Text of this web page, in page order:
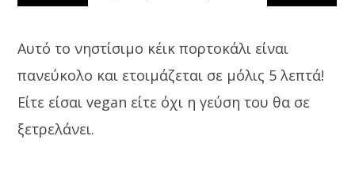
Αυτό το νηστίσιμο κέικ πορτοκάλι είναι
πανεύκολο και ετοιμάζεται σε μόλις 5 λεπτά!
Είτε είσαι vegan είτε όχι η γεύση του θα σε
ξετρελάνει.